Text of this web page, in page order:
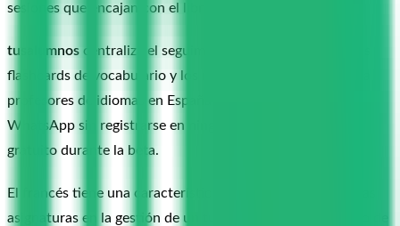
sesiones que encajan con el libro pero no con el alumno.
tusalumnos centraliza el seguimiento por competencia, las
flashcards de vocabulario y los materiales de escucha para
profesores de idiomas en España. El alumno repasa por
WhatsApp sin registrarse en ninguna plataforma. Acceso
gratuito durante la beta.
El francés tiene una característica que lo distingue de otras
asignaturas en la gestión de un tutor particular: el abanico de